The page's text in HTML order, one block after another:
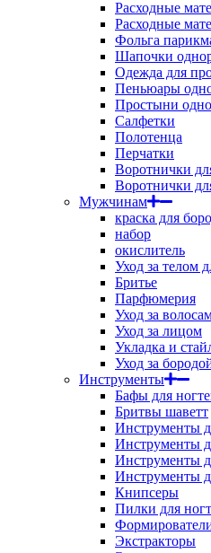
Расходные
Расходные
Фольга
Шапочки
Одежда для
Пеньюары
Простыни
Салфетки
Полотенца
Перчатки
Воротнички
Воротнички
Мужчинам
краска для
набор
окислитель
Уход за телом
Бритье
Парфюмерия
Уход за
Уход за лицом
Укладка и
Уход за
Инструменты
Бафы для
Бритвы шаветт
Инструменты
Инструменты
Инструменты
Инструменты
Книпсеры
Пилки для
Экстракторы